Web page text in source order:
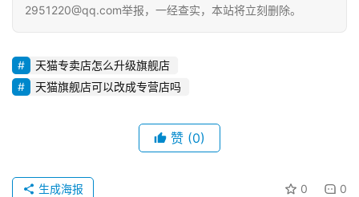
2951220@qq.com举报，一经查实，本站将立刻删除。
天猫专卖店怎么升级旗舰店
天猫旗舰店可以改成专营店吗
赞 (0)
0 0
生成海报